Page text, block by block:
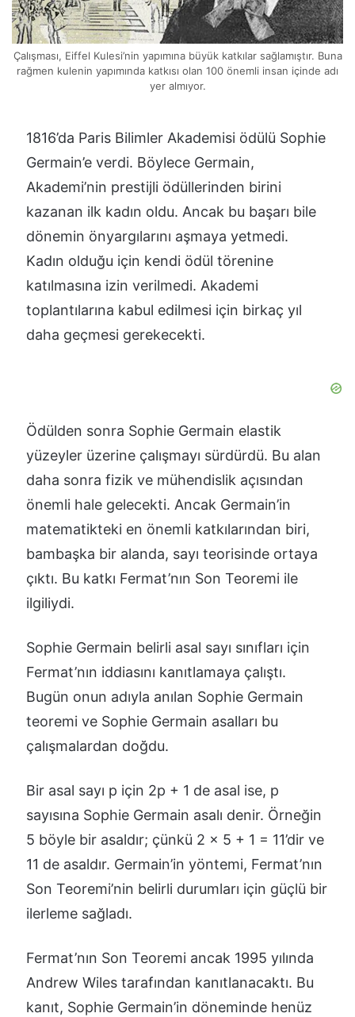
Çalışması, Eiffel Kulesi’nin yapımına büyük katkılar sağlamıştır. Buna
rağmen kulenin yapımında katkısı olan 100 önemli insan içinde adı
yer almıyor.
1816’da Paris Bilimler Akademisi ödülü Sophie
Germain’e verdi. Böylece Germain,
Akademi’nin prestijli ödüllerinden birini
kazanan ilk kadın oldu. Ancak bu başarı bile
dönemin önyargılarını aşmaya yetmedi.
Kadın olduğu için kendi ödül törenine
katılmasına izin verilmedi. Akademi
toplantılarına kabul edilmesi için birkaç yıl
daha geçmesi gerekecekti.
Ödülden sonra Sophie Germain elastik
yüzeyler üzerine çalışmayı sürdürdü. Bu alan
daha sonra fizik ve mühendislik açısından
önemli hale gelecekti. Ancak Germain’in
matematikteki en önemli katkılarından biri,
bambaşka bir alanda, sayı teorisinde ortaya
çıktı. Bu katkı Fermat’nın Son Teoremi ile
ilgiliydi.
Sophie Germain belirli asal sayı sınıfları için
Fermat’nın iddiasını kanıtlamaya çalıştı.
Bugün onun adıyla anılan Sophie Germain
teoremi ve Sophie Germain asalları bu
çalışmalardan doğdu.
Bir asal sayı p için 2p + 1 de asal ise, p
sayısına Sophie Germain asalı denir. Örneğin
5 böyle bir asaldır; çünkü 2 × 5 + 1 = 11’dir ve
11 de asaldır. Germain’in yöntemi, Fermat’nın
Son Teoremi’nin belirli durumları için güçlü bir
ilerleme sağladı.
Fermat’nın Son Teoremi ancak 1995 yılında
Andrew Wiles tarafından kanıtlanacaktı. Bu
kanıt, Sophie Germain’in döneminde henüz